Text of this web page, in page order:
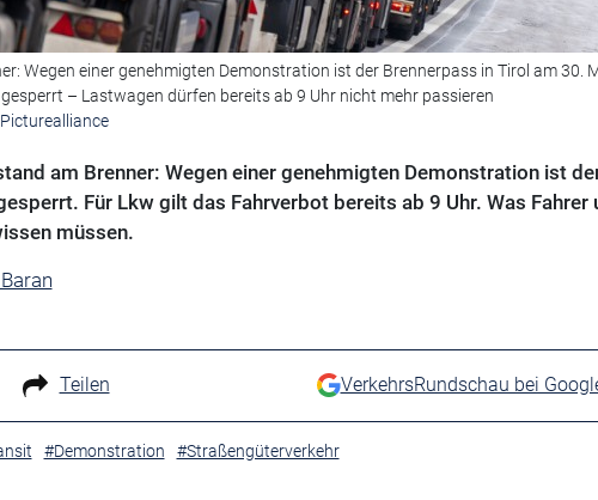
Wegen einer genehmigten Demonstration ist der Brennerpass in Tirol am 30.
– Lastwagen dürfen bereits ab 9 Uhr nicht mehr passieren
am Brenner: Wegen einer genehmigten Demonstration ist
Für Lkw gilt das Fahrverbot bereits ab 9 Uhr. Was Fahrer
müssen.
Teilen VerkehrsRundschau bei
#Demonstration #Straßengüterverkehr